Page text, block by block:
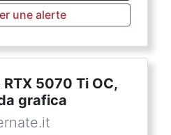
une alerte
RTX 5070 Ti OC,
grafica